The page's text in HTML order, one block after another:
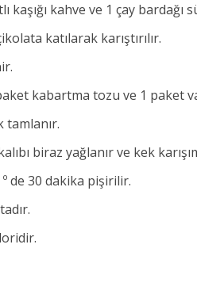
kahve ve 1 çay bardağı
katılarak karıştırılır.
kabartma tozu ve 1 paket
biraz yağlanır ve kek
º de 30 dakika pişirilir.